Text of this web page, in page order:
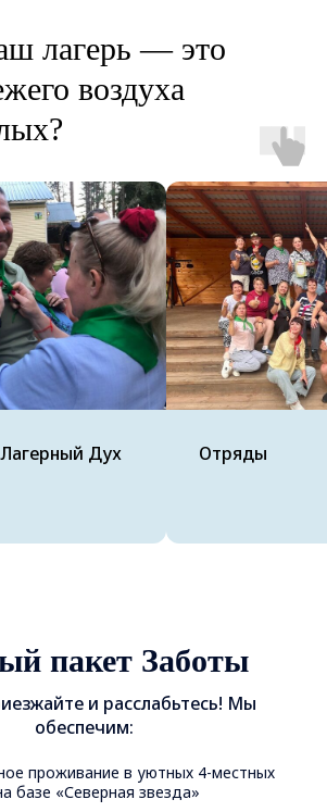
лагерь — это
воздуха
Дух
Отряды
пакет Заботы
и расслабьтесь! Мы
обеспечим:
проживание в уютных 4-местных
базе «Северная звезда»